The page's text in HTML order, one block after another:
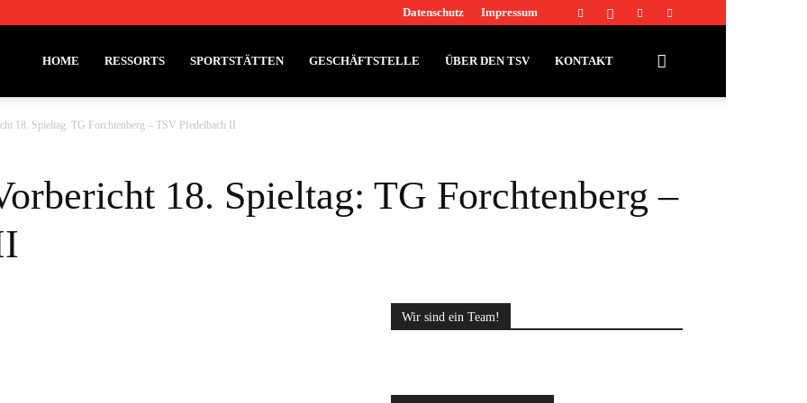
Datenschutz Impressum
HOME RESSORTS SPORTSTÄTTEN GESCHÄFTSTELLE ÜBER DEN TSV KONTAKT
18. Spieltag: TG Forchtenberg – TSV Pfedelbach II
18. Spieltag: TG Forchtenberg –
Wir sind ein Team!